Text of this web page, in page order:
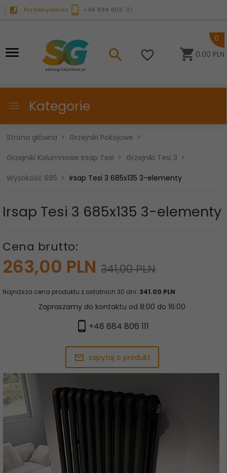
Porównywarka +48 884 806 111
0.00 PLN
0
Kategorie
Strona główna
Grzejniki Pokojowe
Grzejniki Kolumnowe Irsap Tesi
Grzejniki Tesi 3
Wysokość 685
Irsap Tesi 3 685x135 3-elementy
Irsap Tesi 3 685x135 3-elementy
Cena brutto:
263,00 PLN 341,00 PLN
Najniższa cena produktu z ostatnich 30 dni: 341.00 PLN
Zapraszamy do kontaktu od 8:00 do 16:00
+48 884 806 111
zapytaj o produkt